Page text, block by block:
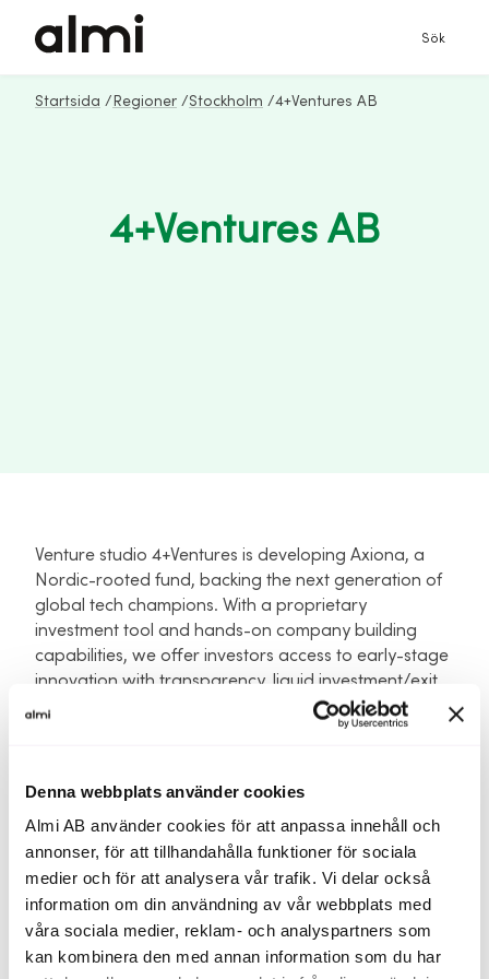
Denna webbplats använder cookies
Almi AB använder cookies för att anpassa innehåll och
annonser, för att tillhandahålla funktioner för sociala
medier och för att analysera vår trafik. Vi delar också
information om din användning av vår webbplats med
våra sociala medier, reklam- och analyspartners som
kan kombinera den med annan information som du har
Sök
Startsida / Regioner /Stockholm /4+Ventures AB
4+Ventures AB
Venture studio 4+Ventures is developing Axiona, a
Nordic-rooted fund, backing the next generation of
global tech champions. With a proprietary
investment tool and hands-on company building
capabilities, we offer investors access to early-stage
innovation with transparency, liquid investment/exit
opportunities - where the next Spotify won’t slip
away. Today a team of ten and a t/o of 10 MSEK.
Kravprofil - styrelseprofil
We’re seeking an advisor with a proven track record
in venture capital or private equity fund
management. Ideally, this person has raised and
deployed multiple funds, worked closely with LPs,
and served on investment committees or LPACs. Their
guidance will help us structure Axiona to meet
institutional standards and inspire confidence among